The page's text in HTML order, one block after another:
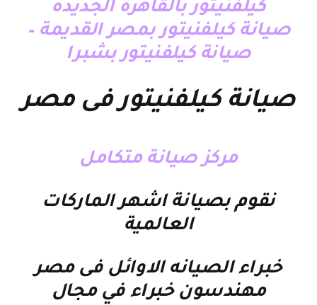
كيلفنيتور بالقاهرة الجديدة
صيانة كيلفنيتور بمصر القديمة –
صيانة كيلفنيتور بشبرا
صيانة كيلفنيتور فى مصر
مركز صيانة متكامل
نقوم بصيانة اشهر الماركات
العالمية
خبراء الصيانه الاوائل فى مصر
مهندسون خبراء في مجال